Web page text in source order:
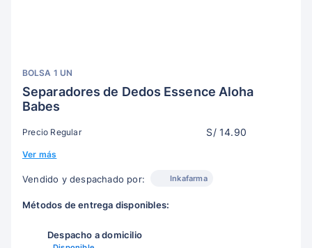
BOLSA 1 UN
Separadores de Dedos Essence Aloha
Babes
Precio Regular S/ 14.90
Ver más
Vendido y despachado por: Inkafarma
Métodos de entrega disponibles:
Despacho a domicilio